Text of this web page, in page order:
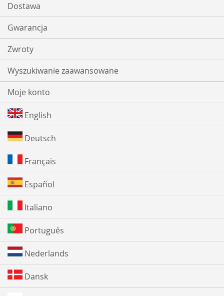
Dostawa
Gwarancja
Zwroty
Wyszukiwanie zaawansowane
Moje konto
English
Deutsch
Français
Español
Italiano
Português
Nederlands
Dansk